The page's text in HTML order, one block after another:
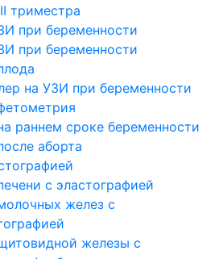
триместра
при беременности
при беременности
на УЗИ при беременности
раннем сроке беременности
аборта
с эластографией
желез с
железы с